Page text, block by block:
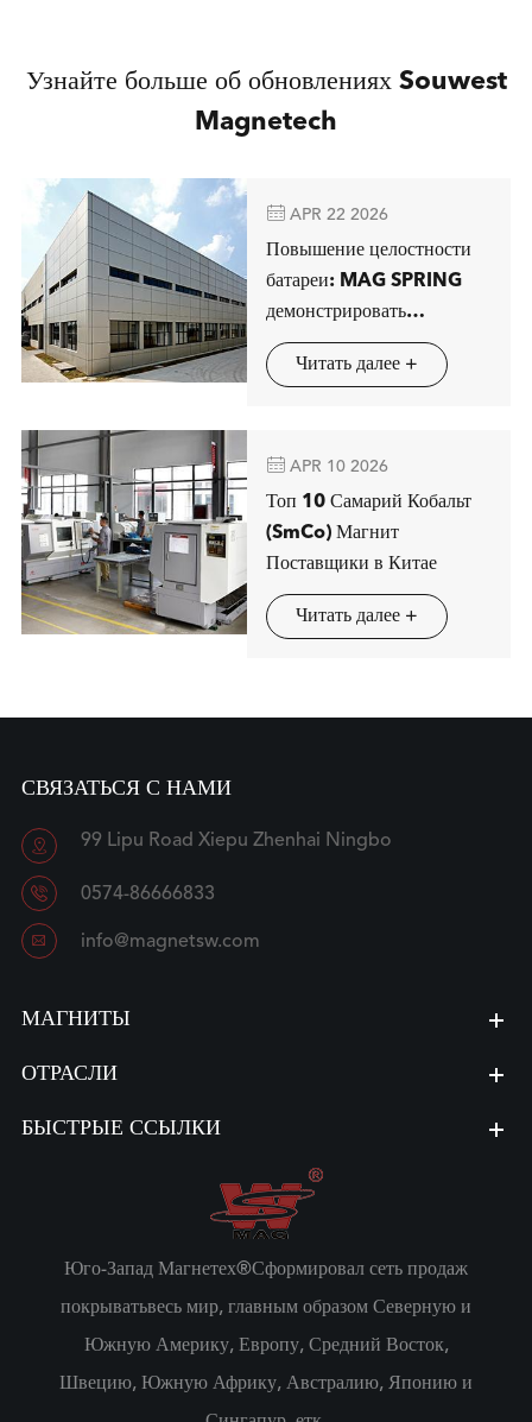
Узнайте больше об обновлениях Souwest
Magnetech
 APR 22 2026
Повышение целостности
батареи: MAG SPRING
демонстрировать
передовые решения
магнитной сепарации в
Читать далее +
 APR 10 2026
Топ 10 Самарий Кобальт
(SmCo) Магнит
Поставщики в Китае
Читать далее +
СВЯЗАТЬСЯ С НАМИ
 99 Lipu Road Xiepu Zhenhai Ningbo
 0574-86666833
 info@magnetsw.com
МАГНИТЫ
ОТРАСЛИ
БЫСТРЫЕ ССЫЛКИ
Юго-Запад Магнетех®Сформировал сеть продаж
покрыватьвесь мир, главным образом Северную и
Южную Америку, Европу, Средний Восток,
Швецию, Южную Африку, Австралию, Японию и